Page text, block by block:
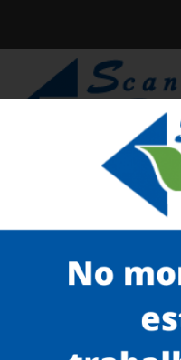
98184-5245
Scanner para grandes formatos
scanner para mapas
quanto custa scanner para grande